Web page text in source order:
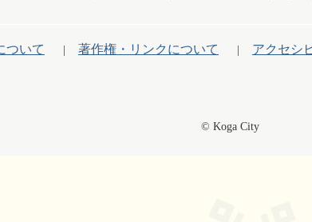
ついて 著作権・リンクについて アクセシ
© Koga City